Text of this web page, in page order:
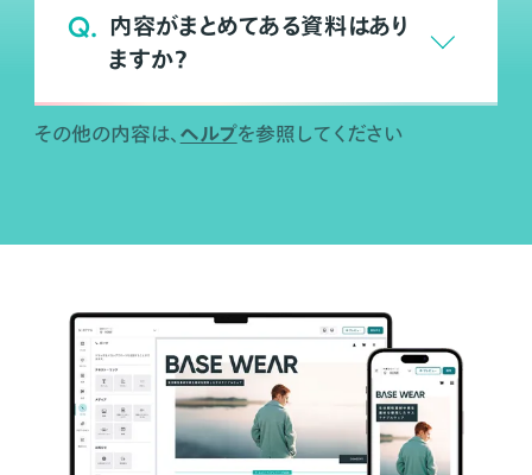
Q. 内容がまとめてある資料はあり
ますか？
その他の内容は、 ヘルプを参照してください